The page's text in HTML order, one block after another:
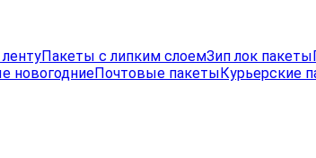
Пакеты с липким слоемЗип лок пакеты
новогодниеПочтовые пакетыКурьерские